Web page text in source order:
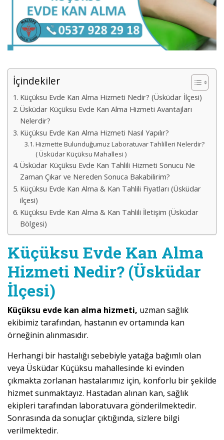
İçindekiler
Küçüksu Evde Kan Alma Hizmeti Nedir? (Üsküdar İlçesi)
Üsküdar Küçüksu Evde Kan Alma Hizmeti Avantajları
Nelerdir?
Küçüksu Evde Kan Alma Hizmeti Nasıl Yapılır?
Hizmette Bulunduğumuz Laboratuvar Tahlilleri Nelerdir?
( Üsküdar Küçüksu Mahallesi )
Üsküdar Küçüksu Evde Kan Tahlili Hizmeti Sonucu Ne
Zaman Çıkar ve Nereden Sonuca Bakabilirim?
Küçüksu Evde Kan Alma & Kan Tahlili Fiyatları (Üsküdar
ilçesi)
Küçüksu Evde Kan Alma & Kan Tahlili İletişim (Üsküdar
Bölgesi)
Küçüksu Evde Kan Alma
Hizmeti Nedir? (Üsküdar
İlçesi)
Küçüksu evde kan alma hizmeti, uzman sağlık
ekibimiz tarafından, hastanın ev ortamında kan
örneğinin alınmasıdır.
Herhangi bir hastalığı sebebiyle yatağa bağımlı olan
veya Üsküdar Küçüksu mahallesinde ki evinden
çıkmakta zorlanan hastalarımız için, konforlu bir şekilde
hizmet sunmaktayız. Hastadan alınan kan, sağlık
ekipleri tarafından laboratuvara gönderilmektedir.
Sonrasında da sonuçlar çıktığında, sizlere bilgi
verilmektedir.